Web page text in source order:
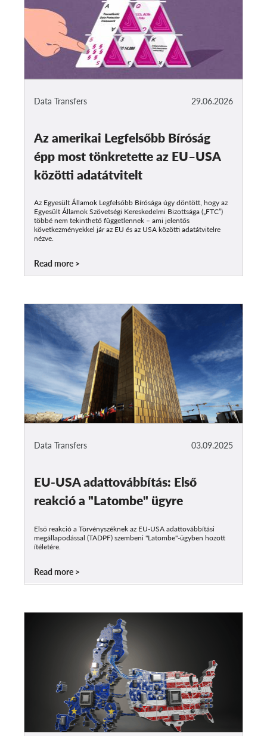
29.06.2026
Data Transfers
Az amerikai Legfelsőbb Bíróság
épp most tönkretette az EU–USA
közötti adatátvitelt
Az Egyesült Államok Legfelsőbb Bírósága úgy döntött, hogy az
Egyesült Államok Szövetségi Kereskedelmi Bizottsága („FTC”)
többé nem tekinthető függetlennek – ami jelentős
következményekkel jár az EU és az USA közötti adatátvitelre
nézve.
Read more
03.09.2025
Data Transfers
EU-USA adattovábbítás: Első
reakció a "Latombe" ügyre
Első reakció a Törvényszéknek az EU-USA adattovábbítási
megállapodással (TADPF) szembeni "Latombe"-ügyben hozott
ítéletére.
Read more